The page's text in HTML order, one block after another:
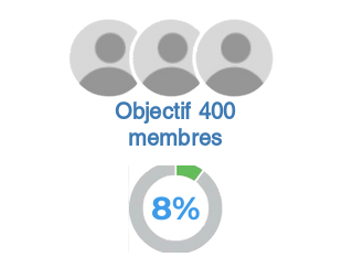
Objectif 400
membres
8%